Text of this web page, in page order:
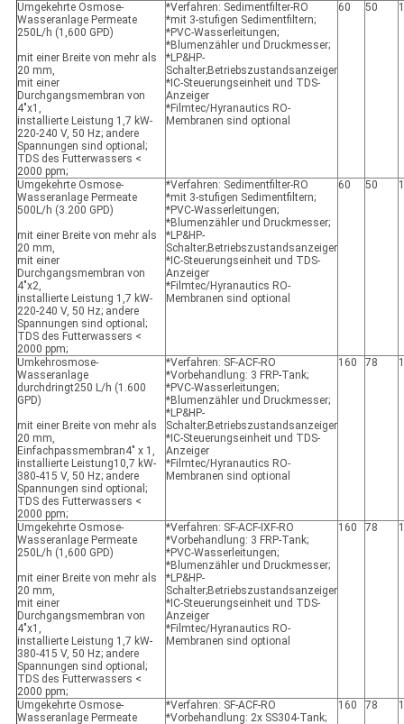
Umgekehrte Osmose-
Wasseranlage Permeate
250L/h (1,600 GPD)
mit einer Breite von mehr als
20 mm,
mit einer
Durchgangsmembran von
4"x1,
installierte Leistung 1,7 kW-
220-240 V, 50 Hz; andere
Spannungen sind optional;
TDS des Futterwassers <
2000 ppm;
*Verfahren: Sedimentfilter-RO
*mit 3-stufigen Sedimentfiltern;
*PVC-Wasserleitungen;
*Blumenzähler und Druckmesser;
*LP&HP-
Schalter;Betriebszustandsanzeiger
*IC-Steuerungseinheit und TDS-
Anzeiger
*Filmtec/Hyranautics RO-
Membranen sind optional
60 50
Umgekehrte Osmose-
Wasseranlage Permeate
500L/h (3.200 GPD)
mit einer Breite von mehr als
20 mm,
mit einer
Durchgangsmembran von
4"x2,
installierte Leistung 1,7 kW-
220-240 V, 50 Hz; andere
Spannungen sind optional;
TDS des Futterwassers <
2000 ppm;
*Verfahren: Sedimentfilter-RO
*mit 3-stufigen Sedimentfiltern;
*PVC-Wasserleitungen;
*Blumenzähler und Druckmesser;
*LP&HP-
Schalter;Betriebszustandsanzeiger
*IC-Steuerungseinheit und TDS-
Anzeiger
*Filmtec/Hyranautics RO-
Membranen sind optional
60 50
Umkehrosmose-
Wasseranlage
durchdringt250 L/h (1.600
GPD)
mit einer Breite von mehr als
20 mm,
Einfachpassmembran4" x 1 ,
installierte Leistung10,7 kW-
380-415 V, 50 Hz; andere
Spannungen sind optional;
TDS des Futterwassers <
2000 ppm;
*Verfahren: SF-ACF-RO
*Vorbehandlung: 3 FRP-Tank;
*PVC-Wasserleitungen;
*Blumenzähler und Druckmesser;
*LP&HP-
Schalter;Betriebszustandsanzeiger
*IC-Steuerungseinheit und TDS-
Anzeiger
*Filmtec/Hyranautics RO-
Membranen sind optional
160 78
Umgekehrte Osmose-
Wasseranlage Permeate
250L/h (1,600 GPD)
mit einer Breite von mehr als
20 mm,
mit einer
Durchgangsmembran von
4"x1,
installierte Leistung 1,7 kW-
380-415 V, 50 Hz; andere
Spannungen sind optional;
TDS des Futterwassers <
2000 ppm;
*Verfahren: SF-ACF-IXF-RO
*Vorbehandlung: 3 FRP-Tank;
*PVC-Wasserleitungen;
*Blumenzähler und Druckmesser;
*LP&HP-
Schalter;Betriebszustandsanzeiger
*IC-Steuerungseinheit und TDS-
Anzeiger
*Filmtec/Hyranautics RO-
Membranen sind optional
160 78
Umgekehrte Osmose-
Wasseranlage Permeate
*Verfahren: SF-ACF-RO
*Vorbehandlung: 2x SS304-Tank;
160 78